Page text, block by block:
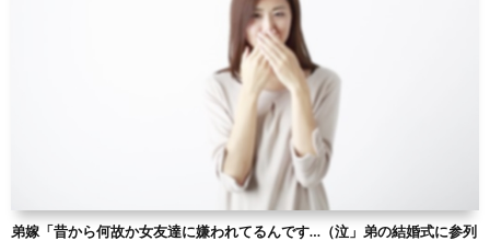
弟嫁「昔から何故か女友達に嫌われてるんです…（泣」弟の結婚式に参列